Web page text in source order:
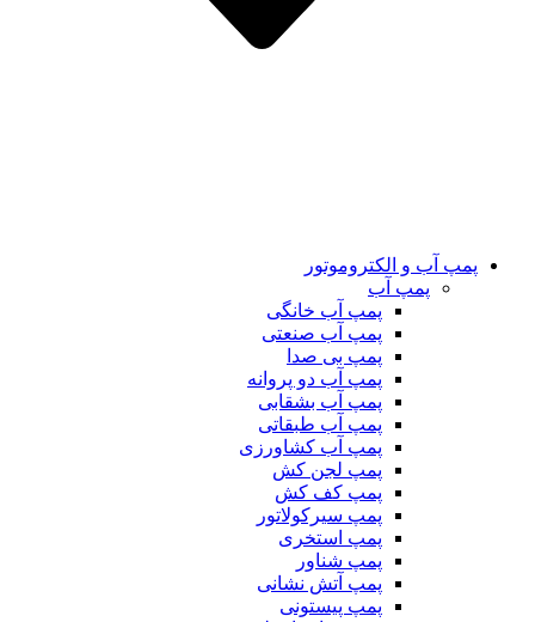
پمپ آب و الکتروموتور
پمپ آب
پمپ آب خانگی
پمپ آب صنعتی
پمپ بی صدا
پمپ آب دو پروانه
پمپ آب بشقابی
پمپ آب طبقاتی
پمپ آب کشاورزی
پمپ لجن کش
پمپ کف کش
پمپ سیرکولاتور
پمپ استخری
پمپ شناور
پمپ آتش نشانی
پمپ پیستونی